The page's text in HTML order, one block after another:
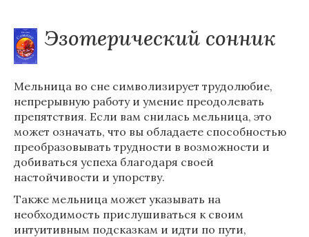
Эзотерический сонник
Мельница во сне символизирует трудолюбие,
непрерывную работу и умение преодолевать
препятствия. Если вам снилась мельница, это
может означать, что вы обладаете способностью
преобразовывать трудности в возможности и
добиваться успеха благодаря своей
настойчивости и упорству.
Также мельница может указывать на
необходимость прислушиваться к своим
интуитивным подсказкам и идти по пути,